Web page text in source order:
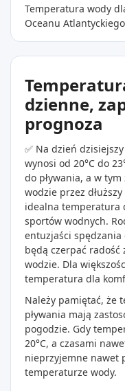
Temperatura wody
Oceanu
dzienne,
prognoza
✅ Na dzień
wynosi od 20°C do
do pływania, a w
wodzie przez
idealna temperatura
sportów wodnych.
entuzjaści
będą czerpać radość
wodzie. Dla
temperatura dla
Należy pamiętać, że
pływania mają
pogodzie. Gdy
20°C, a czasami
nieprzyjemne nawet
temperaturze wody.